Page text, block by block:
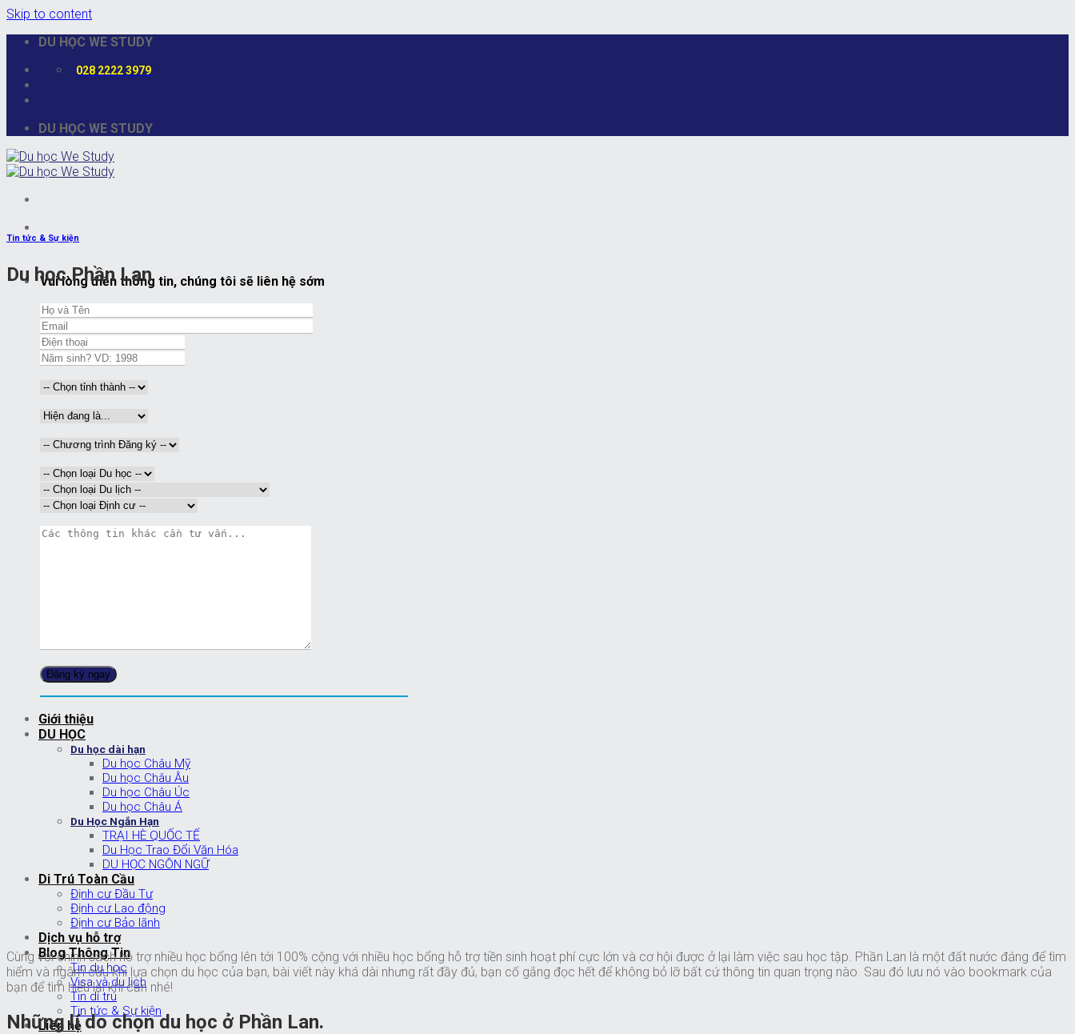
Skip to content
DU HỌC WE STUDY
028 2222 3979
DU HỌC WE STUDY
Vui lòng điền thông tin, chúng tôi sẽ liên hệ sớm
Giới thiệu
DU HỌC
Du học dài hạn
Du học Châu Mỹ
Du học Châu Âu
Du học Châu Úc
Du học Châu Á
Du Học Ngắn Hạn
TRẠI HÈ QUỐC TẾ
Du Học Trao Đổi Văn Hóa
DU HỌC NGÔN NGỮ
Di Trú Toàn Cầu
Định cư Đầu Tư
Định cư Lao động
Định cư Bảo lãnh
Dịch vụ hỗ trợ
Blog Thông Tin
Tin du học
Visa và du lịch
Tin di trú
Tin tức & Sự kiện
Liên hệ
Tin tức & Sự kiện
Du học Phần Lan
Cùng với chính sách hỗ trợ nhiều học bổng lên tới 100% cộng với nhiều học bổng hỗ trợ tiền sinh hoạt phí cực lớn và cơ hội được ở lại làm việc sau học tập. Phần Lan là một đất nước đáng để tìm
hiểm và ngâm cứu khi lựa chọn du học của bạn, bài viết này khá dài nhưng rất đầy đủ, bạn cố gắng đọc hết để không bỏ lỡ bất cứ thông tin quan trọng nào. Sau đó lưu nó vào bookmark của
bạn để tìm hiểu lại khi cần nhé!
Những lí do chọn du học ở Phần Lan.